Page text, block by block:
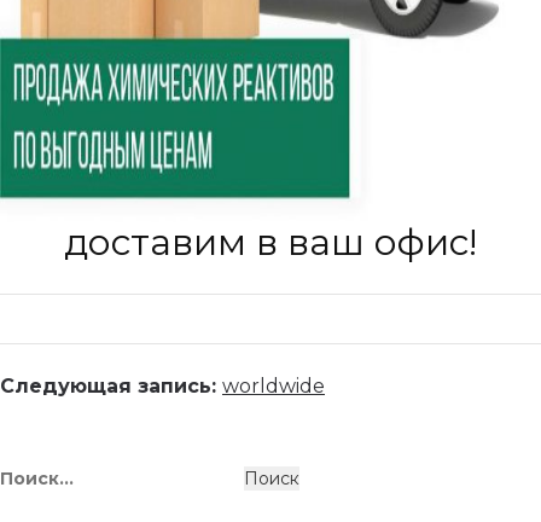
доставим в ваш офис!
Следующая запись: worldwide